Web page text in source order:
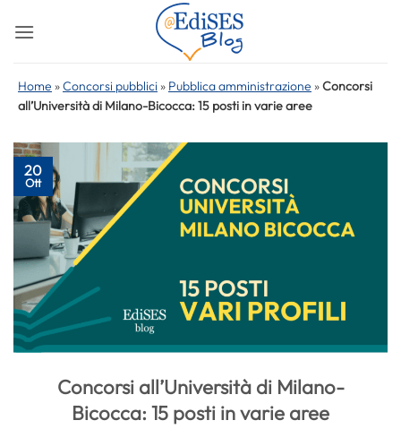
Home »Concorsi pubblici » Pubblica amministrazione »Concorsi
all’Università di Milano-Bicocca: 15 posti in varie aree
20
Ott
Concorsi all’Università di Milano-
Bicocca: 15 posti in varie aree